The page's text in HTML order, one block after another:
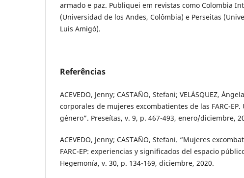
armado e paz. Publiquei em revistas como Colombia
(Universidad de los Andes, Colômbia) e Perseitas
Luis Amigó).
Referências
ACEVEDO, Jenny; CASTAÑO, Stefani; VELÁSQUEZ,
corporales de mujeres excombatientes de las FARC-
género”. Preseítas, v. 9, p. 467-493, enero/diciembre,
ACEVEDO, Jenny; CASTAÑO, Stefani. “Mujeres
FARC-EP: experiencias y significados del espacio
Hegemonía, v. 30, p. 134-169, diciembre, 2020.